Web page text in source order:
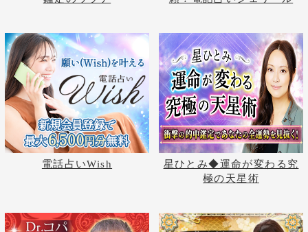
占いの泉トップへ
占いの泉TOP サイトマップ お問い合わせ
運営会社 プライバシーポリシ 利用規約
よくある質問
©株式会社コンコース